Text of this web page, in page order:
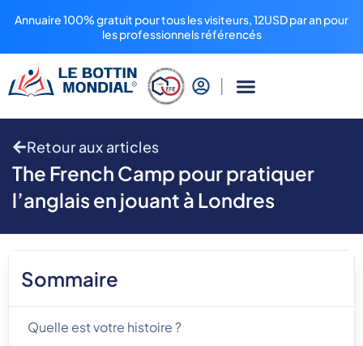
Annuaire 100% gratuit pour tous les visiteurs, 12USD par an pour
les professionnels référencés
Retour aux articles
The French Camp pour pratiquer
l’anglais en jouant à Londres
Sommaire
Quelle est votre histoire ?